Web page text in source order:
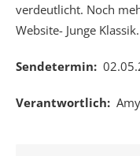
verdeutlicht. Noch
Website- Junge Klassik.
Sendetermin:
Verantwortlich: